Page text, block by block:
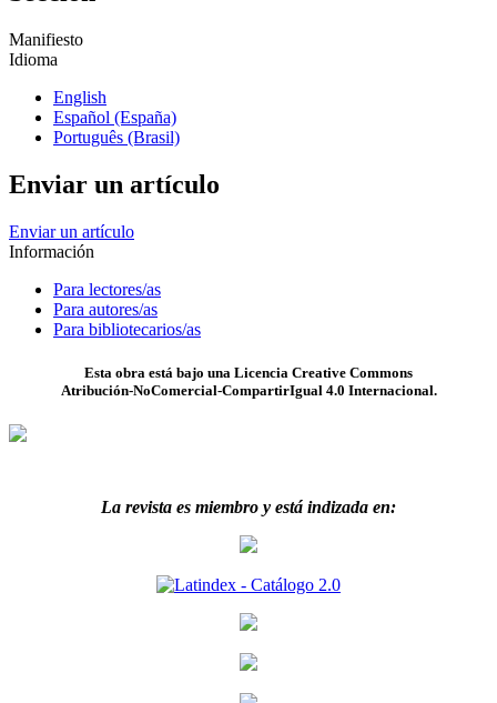
Manifiesto
Idioma
English
Español (España)
Português (Brasil)
Enviar un artículo
Enviar un artículo
Información
Para lectores/as
Para autores/as
Para bibliotecarios/as
Esta obra está bajo una Licencia Creative Commons
Atribución-NoComercial-CompartirIgual 4.0 Internacional.
La revista es miembro y está indizada en: